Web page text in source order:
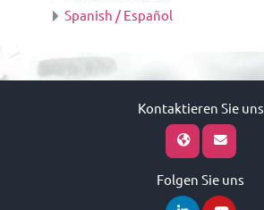
Spanish / Español
Kontaktieren Sie uns
Folgen Sie uns